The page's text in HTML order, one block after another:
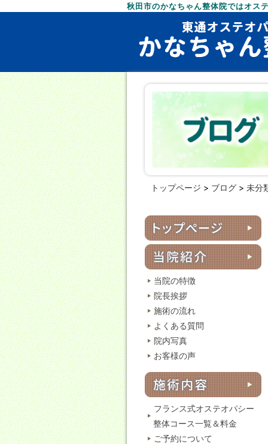
秋田市のかなちゃん整体院ではオス
トップページ > ブログ > 未分
当院の特徴
院長挨拶
施術の流れ
よくある質問
院内写真
お客様の声
フランス式オステオパシー
整体コース一覧＆料金
ご予約について